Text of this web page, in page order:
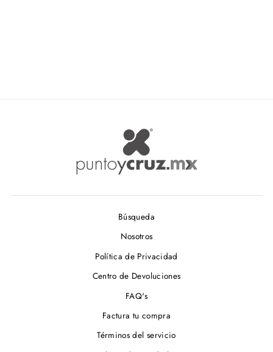
Búsqueda
Nosotros
Política de Privacidad
Centro de Devoluciones
FAQ's
Factura tu compra
Términos del servicio